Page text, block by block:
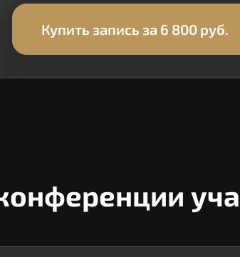
Купить запись за 6 800 руб.